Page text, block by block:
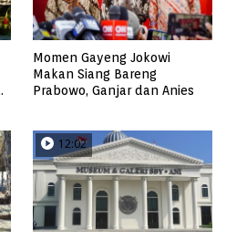
Momen Gayeng Jokowi
Makan Siang Bareng
Prabowo, Ganjar dan Anies
12:02